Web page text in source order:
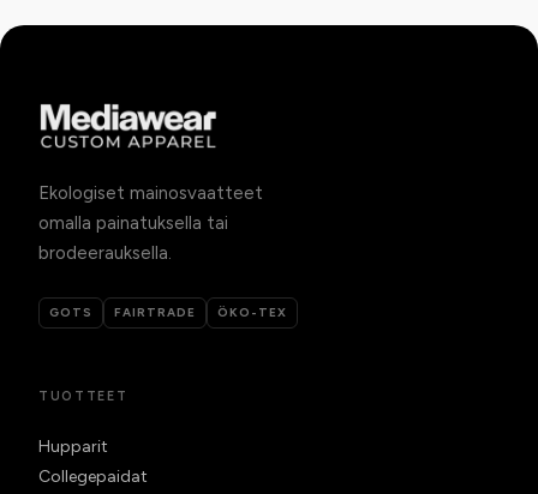
Ekologiset mainosvaatteet
omalla painatuksella tai
brodeerauksella.
GOTS FAIRTRADE ÖKO-TEX
TUOTTEET
Hupparit
Collegepaidat